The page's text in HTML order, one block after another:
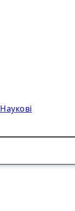
Наукові